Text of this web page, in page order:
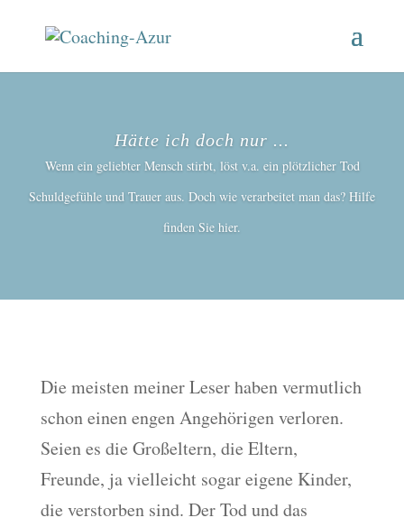
Hätte ich doch nur ...
Wenn ein geliebter Mensch stirbt, löst v.a. ein plötzlicher Tod
Schuldgefühle und Trauer aus. Doch wie verarbeitet man das? Hilfe
finden Sie hier.
Die meisten meiner Leser haben vermutlich
schon einen engen Angehörigen verloren.
Seien es die Großeltern, die Eltern,
Freunde, ja vielleicht sogar eigene Kinder,
die verstorben sind. Der Tod und das